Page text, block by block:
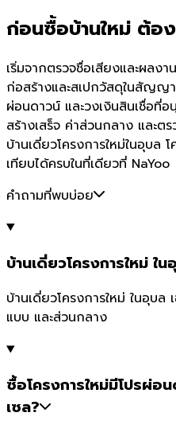
ก่อนซื้อบ้านใหม่ ต้อง
เริ่มจากตรวจชื่อเสียงและผล
ก่อสร้างและสเปกวัสดุในสัญญ
ผ่อนดาวน์ และวงเงินสินเชื่อที่
สร้างเสร็จ ค่าส่วนกลาง และต
บ้านเดี่ยวโครงการใหม่ในอุบล
เทียบได้ครบในที่เดียวที่ NaYoo
คำถามที่พบบ่อย
บ้านเดี่ยวโครงการใหม่ ใน
บ้านเดี่ยวโครงการใหม่ ในอุบ
แบบ และส่วนกลาง
ซื้อโครงการใหม่มีโปรผ่
เซล?